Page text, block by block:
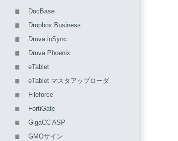
DocBase
Dropbox Business
Druva inSync
Druva Phoenix
eTablet
eTablet マスタアップローダ
Fileforce
FortiGate
GigaCC ASP
GMOサイン